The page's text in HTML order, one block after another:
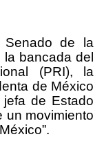
Senado de la
bancada del
(PRI), la
de México
de Estado
un movimiento